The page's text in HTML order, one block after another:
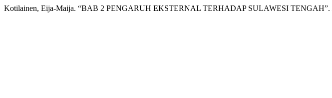
Kotilainen, Eija-Maija. “BAB 2 PENGARUH EKSTERNAL TERHADAP SULAWESI TENGAH”.